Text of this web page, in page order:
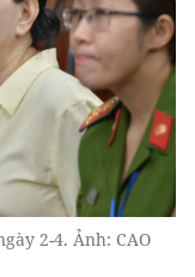
2-4. Ảnh: CAO